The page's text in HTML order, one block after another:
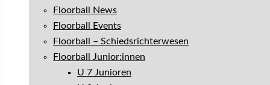
Floorball News
Floorball Events
Floorball – Schiedsrichterwesen
Floorball Junior:innen
U 7 Junioren